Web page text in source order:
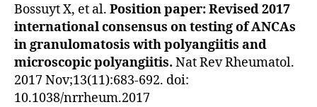
Bossuyt X, et al. Position paper: Revised 2017
international consensus on testing of ANCAs
in granulomatosis with polyangiitis and
microscopic polyangiitis. Nat Rev Rheumatol.
2017 Nov;13(11):683-692. doi:
10.1038/nrrheum.2017